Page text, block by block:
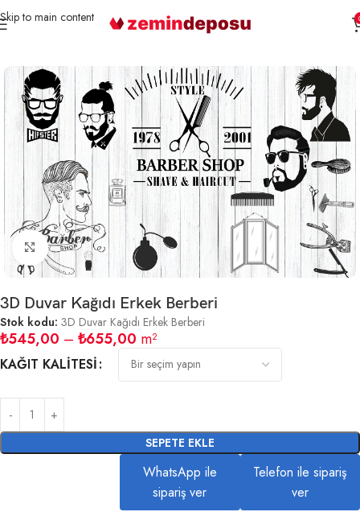
Skip to main content
Büyütmek için tıklayın
3D Duvar Kağıdı Erkek Berberi
Stok kodu: 3D Duvar Kağıdı Erkek Berberi
₺545,00 – ₺655,00 m²
KAĞIT KALITESI
SEPETE EKLE
WhatsApp ile
sipariş ver
Telefon ile sipariş
ver